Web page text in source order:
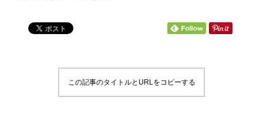
この記事のタイトルとURLをコピーする